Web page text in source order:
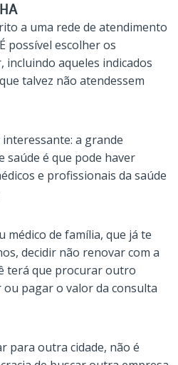
a uma rede de atendimento
possível escolher os
incluindo aqueles indicados
talvez não atendessem
a grande
saúde é que pode haver
e profissionais da saúde
médico de família, que já te
decidir não renovar com a
terá que procurar outro
pagar o valor da consulta
para outra cidade, não é